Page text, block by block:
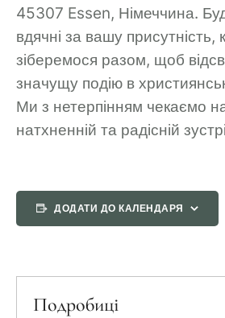
45307 Essen, Німеччина.
вдячні за вашу присутність,
зіберемося разом, щоб
значущу подію в
Ми з нетерпінням чекаємо
натхненній та радісній
ДОДАТИ ДО КАЛЕНДАРЯ
Подробиці